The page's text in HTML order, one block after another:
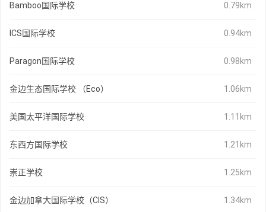
Bamboo国际学校 0.79km
ICS国际学校 0.94km
Paragon国际学校 0.98km
金边生态国际学校 （Eco） 1.06km
美国太平洋国际学校 1.11km
东西方国际学校 1.21km
崇正学校 1.25km
金边加拿大国际学校（CIS） 1.34km